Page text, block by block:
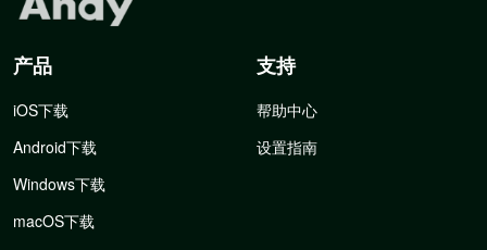
产品
iOS下载
Android下载
Windows下载
macOS下载
支持
帮助中心
设置指南